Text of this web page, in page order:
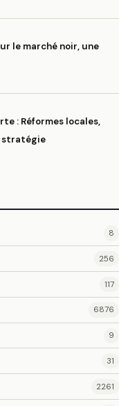
le marché noir, une
: Réformes locales,
stratégie
8
256
117
6876
9
31
2261